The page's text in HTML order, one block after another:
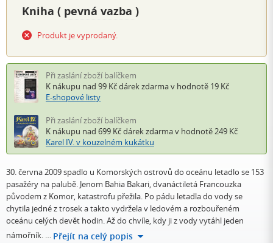
Kniha ( pevná vazba )
Produkt je vyprodaný.
Při zaslání zboží balíčkem
K nákupu nad 99 Kčdárek zdarmav hodnotě 19 Kč
E-shopové listy
Při zaslání zboží balíčkem
K nákupu nad 699 Kčdárek zdarmav hodnotě 249 Kč
Karel IV. v kouzelném kukátku
30. června 2009 spadlo u Komorských ostrovů do oceánu letadlo se 153
pasažéry na palubě. Jenom Bahia Bakari, dvanáctiletá Francouzka
původem z Komor, katastrofu přežila. Po pádu letadla do vody se
chytila jedné z trosek a takto vydržela v ledovém a rozbouřeném
oceánu celých devět hodin. Až do chvíle, kdy ji z vody vytáhl jeden
námořník. … Přejít na celý popis